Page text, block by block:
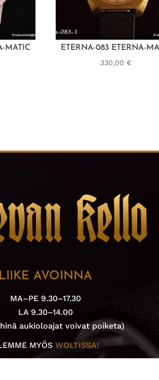
MATIC
ETERNA-083 ETERNA-
330,00 €
LIIKE AVOINNA
MA–PE 9.30–17.30
LA 9.30–14.00
aukioloajat voivat poiketa)
MYÖSWOLTISSA!